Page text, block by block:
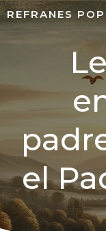
REFRANES
el